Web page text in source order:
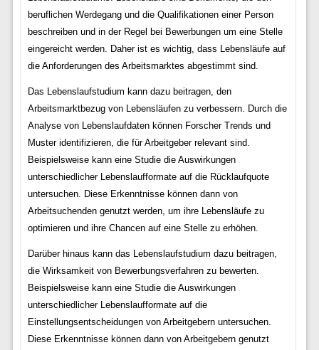
beruflichen Werdegang und die Qualifikationen einer Person
beschreiben und in der Regel bei Bewerbungen um eine Stelle
eingereicht werden. Daher ist es wichtig, dass Lebensläufe auf
die Anforderungen des Arbeitsmarktes abgestimmt sind.
Das Lebenslaufstudium kann dazu beitragen, den
Arbeitsmarktbezug von Lebensläufen zu verbessern. Durch die
Analyse von Lebenslaufdaten können Forscher Trends und
Muster identifizieren, die für Arbeitgeber relevant sind.
Beispielsweise kann eine Studie die Auswirkungen
unterschiedlicher Lebenslaufformate auf die Rücklaufquote
untersuchen. Diese Erkenntnisse können dann von
Arbeitsuchenden genutzt werden, um ihre Lebensläufe zu
optimieren und ihre Chancen auf eine Stelle zu erhöhen.
Darüber hinaus kann das Lebenslaufstudium dazu beitragen,
die Wirksamkeit von Bewerbungsverfahren zu bewerten.
Beispielsweise kann eine Studie die Auswirkungen
unterschiedlicher Lebenslaufformate auf die
Einstellungsentscheidungen von Arbeitgebern untersuchen.
Diese Erkenntnisse können dann von Arbeitgebern genutzt